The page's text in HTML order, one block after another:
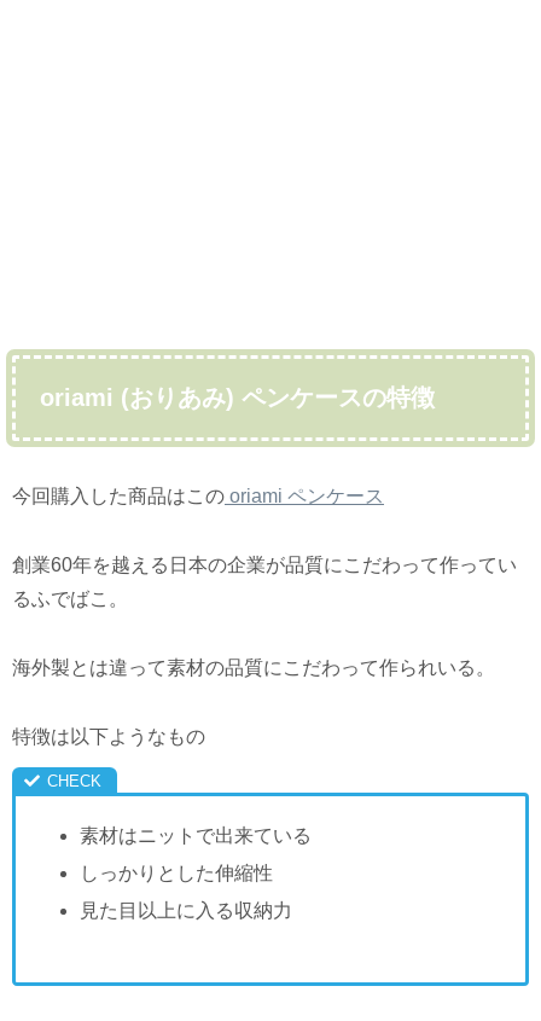
oriami (おりあみ) ペンケースの特徴
今回購入した商品はこの oriami ペンケース
創業60年を越える日本の企業が品質にこだわって作ってい
るふでばこ。
海外製とは違って素材の品質にこだわって作られいる。
特徴は以下ようなもの
素材はニットで出来ている
しっかりとした伸縮性
見た目以上に入る収納力